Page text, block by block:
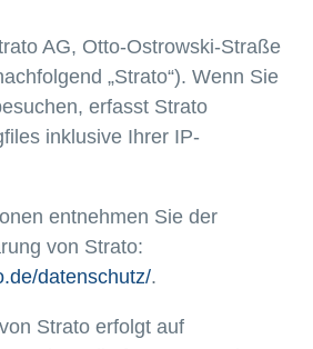
AG, Otto-Ostrowski-Straße
„Strato“). Wenn Sie
erfasst Strato
inklusive Ihrer IP-
entnehmen Sie der
von Strato:
datenschutz/.
Strato erfolgt auf